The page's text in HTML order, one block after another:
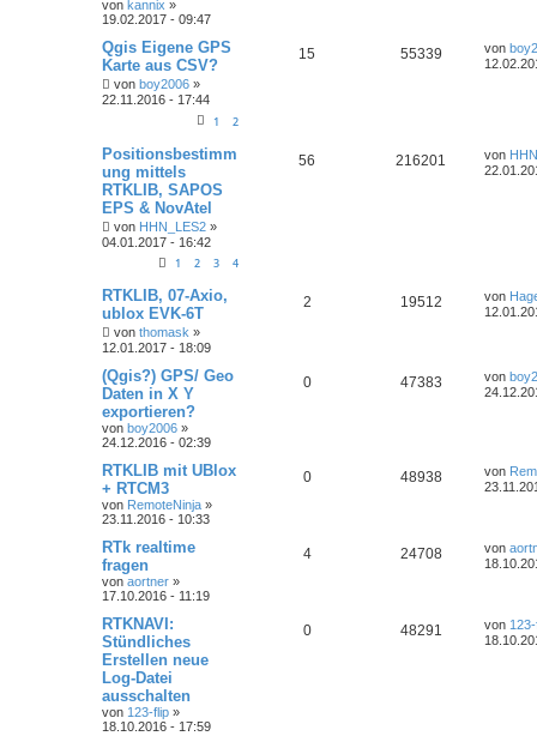
von kannix »
19.02.2017 - 09:47
Qgis Eigene GPS
Karte aus CSV?
von boy2006 »
22.11.2016 - 17:44
1 2
15 55339 von
Positionsbestimm
ung mittels
RTKLIB, SAPOS
EPS & NovAtel
von HHN_LES2 »
04.01.2017 - 16:42
1 2 3 4
56 216201 von
RTKLIB, 07-Axio,
ublox EVK-6T
von thomask »
12.01.2017 - 18:09
2 19512 von
(Qgis?) GPS/ Geo
Daten in X Y
exportieren?
von boy2006 »
24.12.2016 - 02:39
0 47383 von
RTKLIB mit UBlox
+ RTCM3
von RemoteNinja »
23.11.2016 - 10:33
0 48938 von
RTk realtime
fragen
von aortner »
17.10.2016 - 11:19
4 24708 von
RTKNAVI:
Stündliches
Erstellen neue
Log-Datei
ausschalten
von 123-flip »
18.10.2016 - 17:59
0 48291 von